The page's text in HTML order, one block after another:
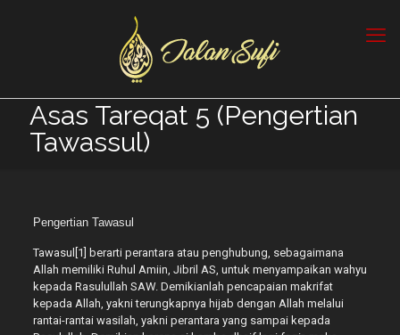
Asas Tareqat 5 (Pengertian
Tawassul)
Pengertian Tawasul
Tawasul[1] berarti perantara atau penghubung, sebagaimana
Allah memiliki Ruhul Amiin, Jibril AS, untuk menyampaikan wahyu
kepada Rasulullah SAW. Demikianlah pencapaian makrifat
kepada Allah, yakni terungkapnya hijab dengan Allah melalui
rantai-rantai wasilah, yakni perantara yang sampai kepada